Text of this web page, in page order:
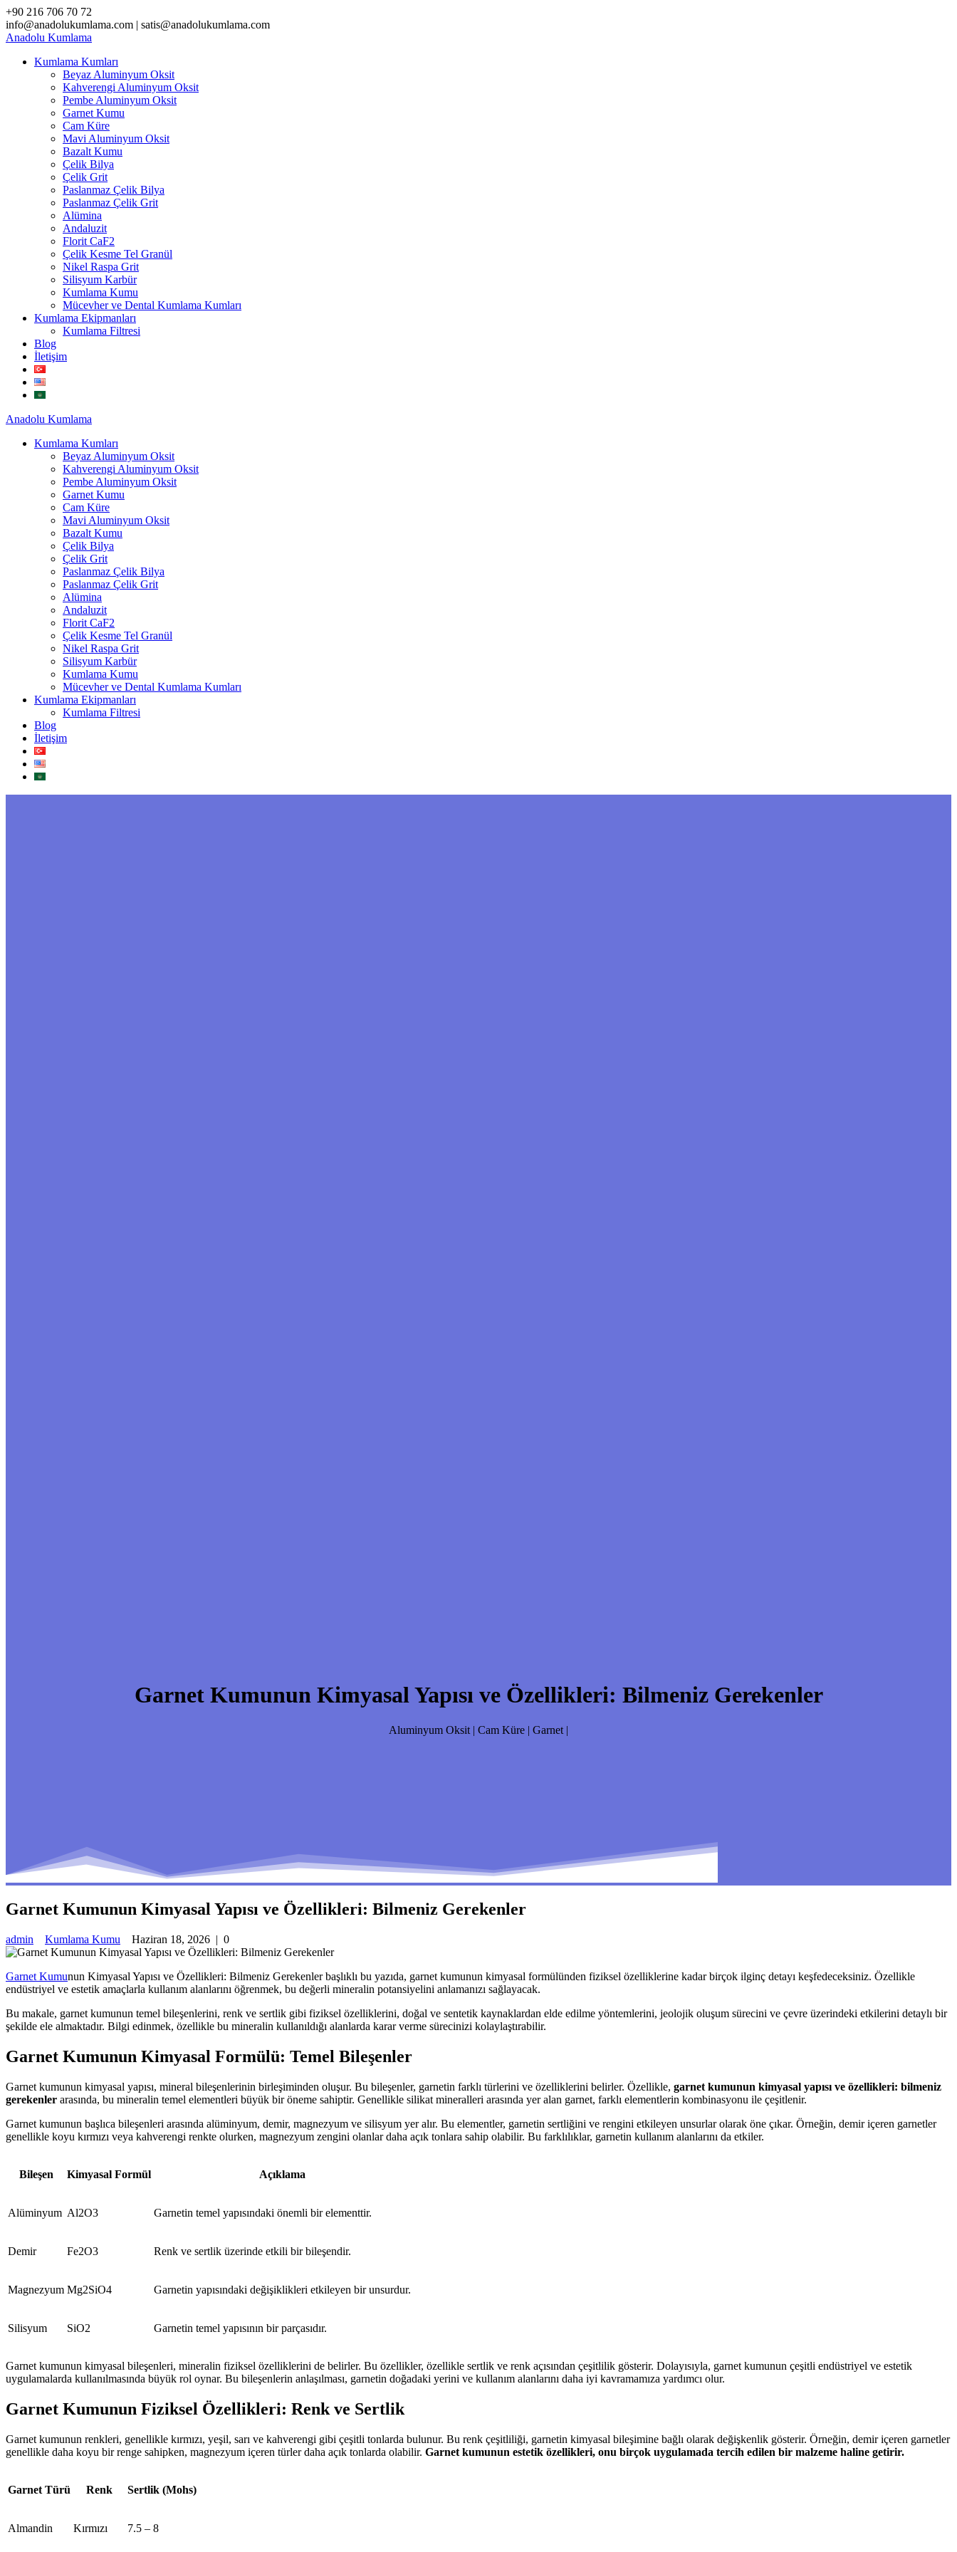
Skip
to
content
+90 216 706 70 72
info@anadolukumlama.com | satis@anadolukumlama.com
Anadolu Kumlama
Kumlama Kumları
Beyaz Aluminyum Oksit
Kahverengi Aluminyum Oksit
Pembe Aluminyum Oksit
Garnet Kumu
Cam Küre
Mavi Aluminyum Oksit
Bazalt Kumu
Çelik Bilya
Çelik Grit
Paslanmaz Çelik Bilya
Paslanmaz Çelik Grit
Alümina
Andaluzit
Florit CaF2
Çelik Kesme Tel Granül
Nikel Raspa Grit
Silisyum Karbür
Kumlama Kumu
Mücevher ve Dental Kumlama Kumları
Kumlama Ekipmanları
Kumlama Filtresi
Blog
İletişim
Anadolu Kumlama
Kumlama Kumları
Beyaz Aluminyum Oksit
Kahverengi Aluminyum Oksit
Pembe Aluminyum Oksit
Garnet Kumu
Cam Küre
Mavi Aluminyum Oksit
Bazalt Kumu
Çelik Bilya
Çelik Grit
Paslanmaz Çelik Bilya
Paslanmaz Çelik Grit
Alümina
Andaluzit
Florit CaF2
Çelik Kesme Tel Granül
Nikel Raspa Grit
Silisyum Karbür
Kumlama Kumu
Mücevher ve Dental Kumlama Kumları
Kumlama Ekipmanları
Kumlama Filtresi
Blog
İletişim
Garnet Kumunun Kimyasal Yapısı ve Özellikleri: Bilmeniz Gerekenler
Aluminyum Oksit | Cam Küre | Garnet |
Garnet Kumunun Kimyasal Yapısı ve Özellikleri: Bilmeniz Gerekenler
admin Kumlama Kumu Haziran 18, 2026 | 0
Garnet Kumunun Kimyasal Yapısı ve Özellikleri: Bilmeniz Gerekenler başlıklı bu yazıda, garnet kumunun kimyasal formülünden fiziksel özelliklerine kadar birçok ilginç detayı keşfedeceksiniz. Özellikle
endüstriyel ve estetik amaçlarla kullanım alanlarını öğrenmek, bu değerli mineralin potansiyelini anlamanızı sağlayacak.
Bu makale, garnet kumunun temel bileşenlerini, renk ve sertlik gibi fiziksel özelliklerini, doğal ve sentetik kaynaklardan elde edilme yöntemlerini, jeolojik oluşum sürecini ve çevre üzerindeki etkilerini detaylı bir
şekilde ele almaktadır. Bilgi edinmek, özellikle bu mineralin kullanıldığı alanlarda karar verme sürecinizi kolaylaştırabilir.
Garnet Kumunun Kimyasal Formülü: Temel Bileşenler
Garnet kumunun kimyasal yapısı, mineral bileşenlerinin birleşiminden oluşur. Bu bileşenler, garnetin farklı türlerini ve özelliklerini belirler. Özellikle, garnet kumunun kimyasal yapısı ve özellikleri: bilmeniz
gerekenler arasında, bu mineralin temel elementleri büyük bir öneme sahiptir. Genellikle silikat mineralleri arasında yer alan garnet, farklı elementlerin kombinasyonu ile çeşitlenir.
Garnet kumunun başlıca bileşenleri arasında alüminyum, demir, magnezyum ve silisyum yer alır. Bu elementler, garnetin sertliğini ve rengini etkileyen unsurlar olarak öne çıkar. Örneğin, demir içeren garnetler
genellikle koyu kırmızı veya kahverengi renkte olurken, magnezyum zengini olanlar daha açık tonlara sahip olabilir. Bu farklılıklar, garnetin kullanım alanlarını da etkiler.
Bileşen Kimyasal Formül Açıklama
Alüminyum Al2O3 Garnetin temel yapısındaki önemli bir elementtir.
Demir Fe2O3 Renk ve sertlik üzerinde etkili bir bileşendir.
Magnezyum Mg2SiO4 Garnetin yapısındaki değişiklikleri etkileyen bir unsurdur.
Silisyum SiO2 Garnetin temel yapısının bir parçasıdır.
Garnet kumunun kimyasal bileşenleri, mineralin fiziksel özelliklerini de belirler. Bu özellikler, özellikle sertlik ve renk açısından çeşitlilik gösterir. Dolayısıyla, garnet kumunun çeşitli endüstriyel ve estetik
uygulamalarda kullanılmasında büyük rol oynar. Bu bileşenlerin anlaşılması, garnetin doğadaki yerini ve kullanım alanlarını daha iyi kavramamıza yardımcı olur.
Garnet Kumunun Fiziksel Özellikleri: Renk ve Sertlik
Garnet kumunun renkleri, genellikle kırmızı, yeşil, sarı ve kahverengi gibi çeşitli tonlarda bulunur. Bu renk çeşitliliği, garnetin kimyasal bileşimine bağlı olarak değişkenlik gösterir. Örneğin, demir içeren garnetler
genellikle daha koyu bir renge sahipken, magnezyum içeren türler daha açık tonlarda olabilir. Garnet kumunun estetik özellikleri, onu birçok uygulamada tercih edilen bir malzeme haline getirir.
Garnet Türü Renk Sertlik (Mohs)
Almandin Kırmızı 7.5 – 8